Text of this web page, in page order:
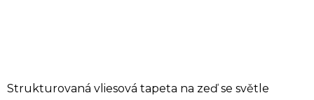
Strukturovaná vliesová tapeta na zeď se světle